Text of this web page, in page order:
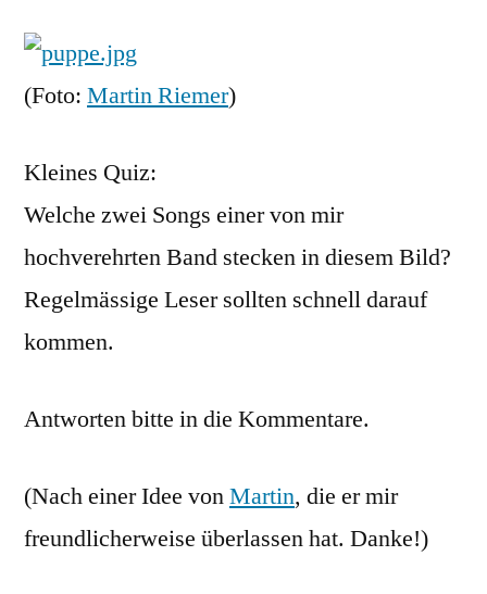
(Foto: Martin Riemer)
Kleines Quiz:
Welche zwei Songs einer von mir
hochverehrten Band stecken in diesem Bild?
Regelmässige Leser sollten schnell darauf
kommen.
Antworten bitte in die Kommentare.
(Nach einer Idee vonMartin, die er mir
freundlicherweise überlassen hat. Danke!)